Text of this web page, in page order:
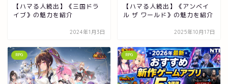
【ハマる人続出】《三国ドラ
イブ》の魅力を紹介
2024年1月3日
【ハマる人続出】《アンベイ
ル ザ ワールド》の魅力を紹介
2025年10月17日
RPG RPG